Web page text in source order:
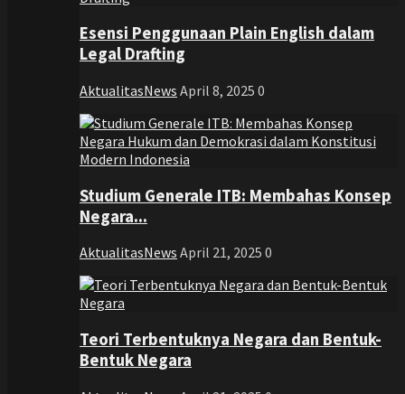
Esensi Penggunaan Plain English dalam
Legal Drafting
AktualitasNews April 8, 2025 0
Studium Generale ITB: Membahas Konsep
Negara...
AktualitasNews April 21, 2025 0
Teori Terbentuknya Negara dan Bentuk-
Bentuk Negara